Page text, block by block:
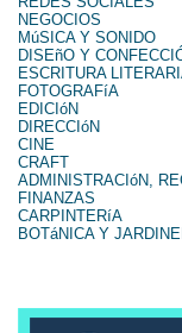
NEGOCIOS
MúSICA Y SONIDO
DISEñO Y
ESCRITURA
FOTOGRAFíA
EDICIóN
DIRECCIóN
CINE
CRAFT
ADMINISTRACIóN,
FINANZAS
CARPINTERíA
BOTáNICA Y